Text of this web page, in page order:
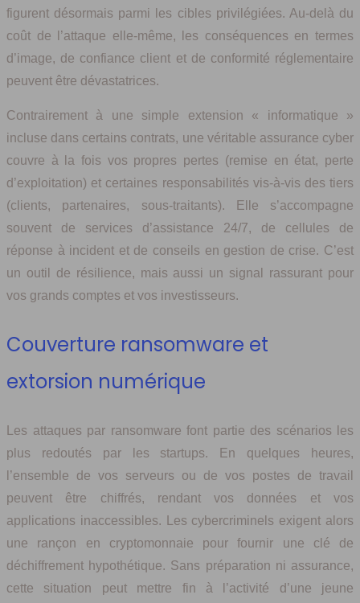
figurent désormais parmi les cibles privilégiées. Au‑delà du
coût de l’attaque elle‑même, les conséquences en termes
d’image, de confiance client et de conformité réglementaire
peuvent être dévastatrices.
Contrairement à une simple extension « informatique »
incluse dans certains contrats, une véritable assurance cyber
couvre à la fois vos propres pertes (remise en état, perte
d’exploitation) et certaines responsabilités vis‑à‑vis des tiers
(clients, partenaires, sous‑traitants). Elle s’accompagne
souvent de services d’assistance 24/7, de cellules de
réponse à incident et de conseils en gestion de crise. C’est
un outil de résilience, mais aussi un signal rassurant pour
vos grands comptes et vos investisseurs.
Couverture ransomware et
extorsion numérique
Les attaques par ransomware font partie des scénarios les
plus redoutés par les startups. En quelques heures,
l’ensemble de vos serveurs ou de vos postes de travail
peuvent être chiffrés, rendant vos données et vos
applications inaccessibles. Les cybercriminels exigent alors
une rançon en cryptomonnaie pour fournir une clé de
déchiffrement hypothétique. Sans préparation ni assurance,
cette situation peut mettre fin à l’activité d’une jeune